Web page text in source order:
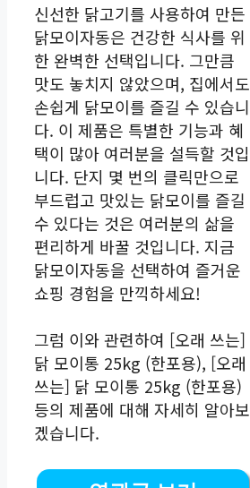
신선한 닭고기를 사용하여 만든
닭모이자동은 건강한 식사를 위
한 완벽한 선택입니다. 그만큼
맛도 놓치지 않았으며, 집에서도
손쉽게 닭모이를 즐길 수 있습니
다. 이 제품은 특별한 기능과 혜
택이 많아 여러분을 설득할 것입
니다. 단지 몇 번의 클릭만으로
부드럽고 맛있는 닭모이를 즐길
수 있다는 것은 여러분의 삶을
편리하게 바꿀 것입니다. 지금
닭모이자동을 선택하여 즐거운
쇼핑 경험을 만끽하세요!
그럼 이와 관련하여 [오래 쓰는]
닭 모이통 25kg (한포용), [오래
쓰는] 닭 모이통 25kg (한포용)
등의 제품에 대해 자세히 알아보
겠습니다.